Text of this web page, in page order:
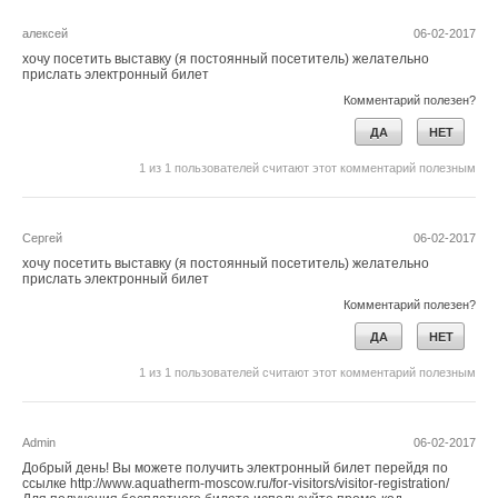
06-02-2017
алексей
хочу посетить выставку (я постоянный посетитель) желательно
прислать электронный билет
Комментарий полезен?
ДА НЕТ
1 из 1 пользователей считают этот комментарий полезным
06-02-2017
Сергей
хочу посетить выставку (я постоянный посетитель) желательно
прислать электронный билет
Комментарий полезен?
ДА НЕТ
1 из 1 пользователей считают этот комментарий полезным
06-02-2017
Admin
Добрый день! Вы можете получить электронный билет перейдя по
ссылке http://www.aquatherm-moscow.ru/for-visitors/visitor-registration/
«Центром нашего бизнеса всегда был и остаётся клиент. Вся
наша деятельность направлена на то, чтобы улучшить
обслуживание, обеспечить максимальную эффективность
маркетинга и продаж и предложить клиенту наиболее
подходящее ему решение. Поэтому внедрение CRM – это
очень важный шаг для стратегии Ariston в сфере
взаимодействия с клиентами», - отмечает Андрей Казаков,
директор по маркетингу «Аристон Термо Русь».
комментарии к новости (1
→
→
Петербургский завод Bosch передали под управление
«Газпрома»